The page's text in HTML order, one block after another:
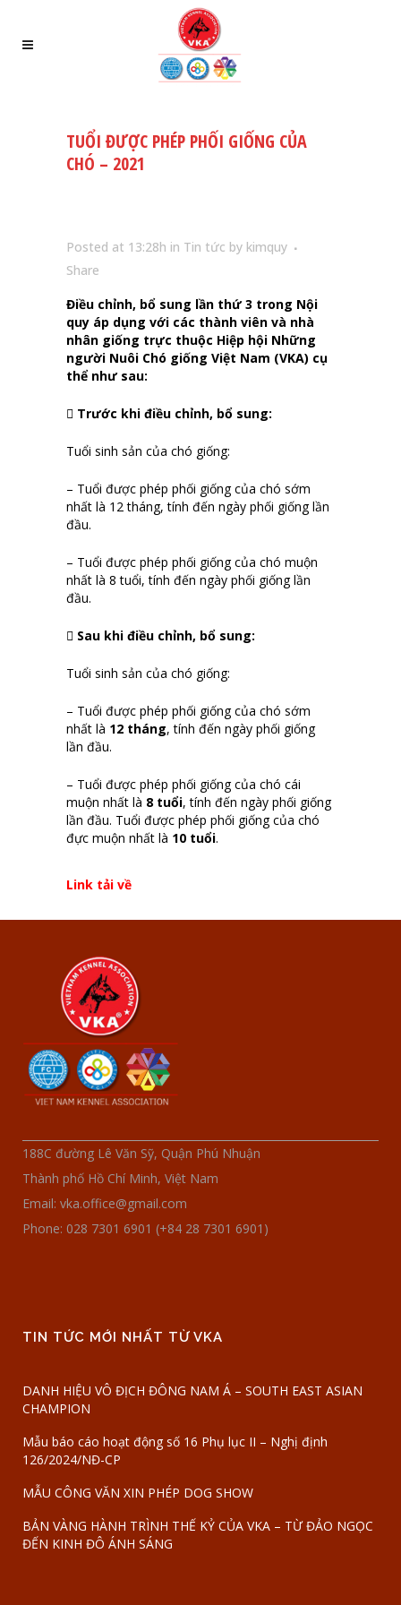
TUỔI ĐƯỢC PHÉP PHỐI GIỐNG CỦA
CHÓ – 2021
Posted at 13:28h in Tin tức by kimquy
Share
Điều chỉnh, bổ sung lần thứ 3 trong Nội
quy áp dụng với các thành viên và nhà
nhân giống trực thuộc Hiệp hội Những
người Nuôi Chó giống Việt Nam (VKA) cụ
thể như sau:
 Trước khi điều chỉnh, bổ sung:
Tuổi sinh sản của chó giống:
– Tuổi được phép phối giống của chó sớm
nhất là 12 tháng, tính đến ngày phối giống lần
đầu.
– Tuổi được phép phối giống của chó muộn
nhất là 8 tuổi, tính đến ngày phối giống lần
đầu.
 Sau khi điều chỉnh, bổ sung:
Tuổi sinh sản của chó giống:
– Tuổi được phép phối giống của chó sớm
nhất là 12 tháng, tính đến ngày phối giống
lần đầu.
– Tuổi được phép phối giống của chó cái
muộn nhất là 8 tuổi, tính đến ngày phối giống
lần đầu. Tuổi được phép phối giống của chó
đực muộn nhất là 10 tuổi.
Link tải về
188C đường Lê Văn Sỹ, Quận Phú Nhuận
Thành phố Hồ Chí Minh, Việt Nam
Email: vka.office@gmail.com
Phone: 028 7301 6901 (+84 28 7301 6901)
TIN TỨC MỚI NHẤT TỪ VKA
DANH HIỆU VÔ ĐỊCH ĐÔNG NAM Á – SOUTH EAST ASIAN
CHAMPION
Mẫu báo cáo hoạt động số 16 Phụ lục II – Nghị định
126/2024/NĐ-CP
MẪU CÔNG VĂN XIN PHÉP DOG SHOW
BẢN VÀNG HÀNH TRÌNH THẾ KỶ CỦA VKA – TỪ ĐẢO NGỌC
ĐẾN KINH ĐÔ ÁNH SÁNG